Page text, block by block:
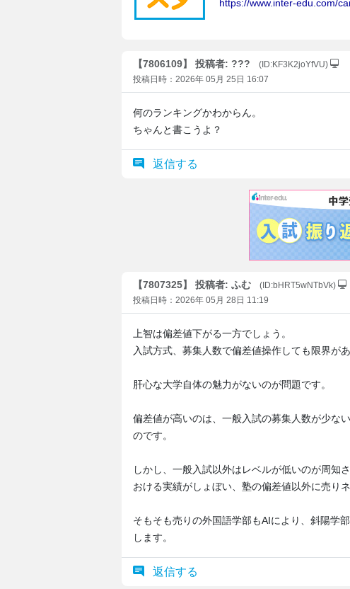
【7806109】 投稿者: ???
(ID:KF3K2joYfVU)
投稿日時：2026年 05月 25日 16:07
何のランキングかわからん。
ちゃんと書こうよ？
返信する
【7807325】 投稿者: ふむ
(ID:bHRT5wNTbVk)
投稿日時：2026年 05月 28日 11:19
上智は偏差値下がる一方でしょう。
入試方式、募集人数で偏差値操作しても限界があ
肝心な大学自体の魅力がないのが問題です。
偏差値が高いのは、一般入試の募集人数が少な
のです。
しかし、一般入試以外はレベルが低いのが周知
おける実績がしょぼい、塾の偏差値以外に売り
そもそも売りの外国語学部もAIにより、斜陽学
します。
返信する